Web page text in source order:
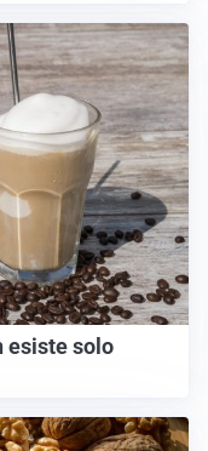
esiste solo